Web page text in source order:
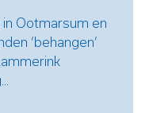
in Ootmarsum en
‘behangen’